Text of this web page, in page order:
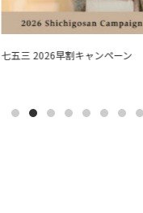
七五三 2026早割キャンペーン